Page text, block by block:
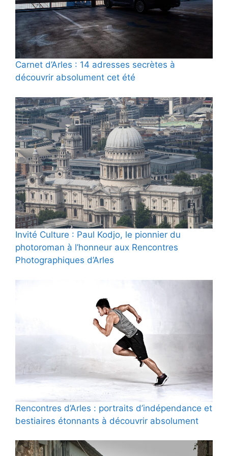
Carnet d’Arles : 14 adresses secrètes à
découvrir absolument cet été
Invité Culture : Paul Kodjo, le pionnier du
photoroman à l’honneur aux Rencontres
Photographiques d’Arles
Rencontres d’Arles : portraits d’indépendance et
bestiaires étonnants à découvrir absolument